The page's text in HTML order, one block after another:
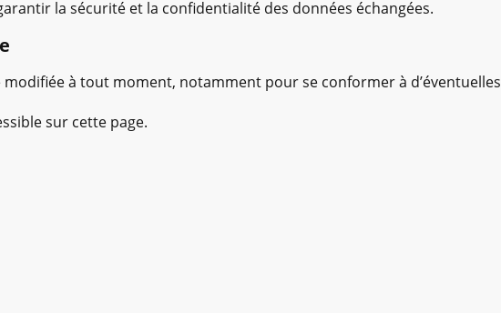
la sécurité et la confidentialité des données échangées.
à tout moment, notamment pour se conformer à d’éventuelles
sur cette page.